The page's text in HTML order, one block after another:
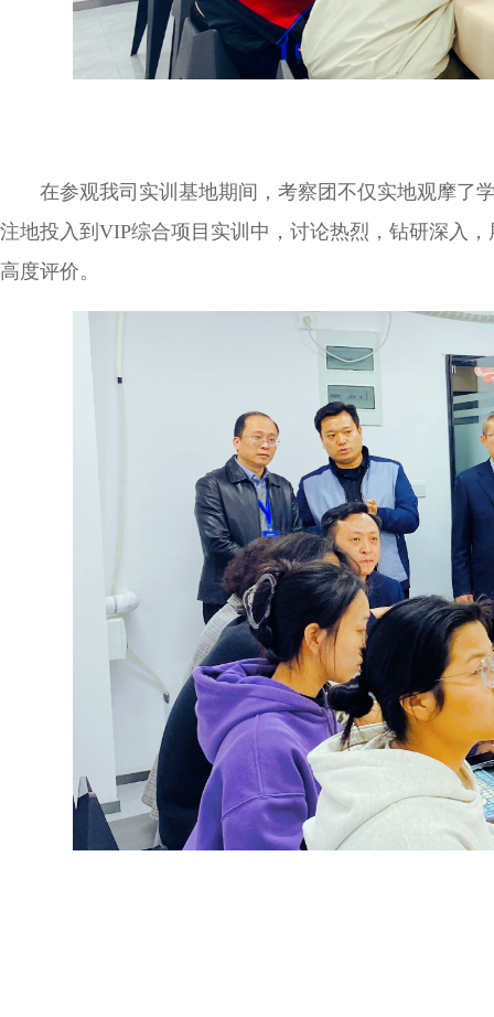
在参观我司实训基地期间，考察团不仅实地观摩了
注地投入到VIP综合项目实训中，讨论热烈，钻研深入
高度评价。